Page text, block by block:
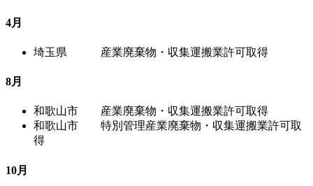
4月
埼玉県 産業廃棄物・収集運搬業許可取得
8月
和歌山市 産業廃棄物・収集運搬業許可取得
和歌山市 特別管理産業廃棄物・収集運搬業許可取
得
10月